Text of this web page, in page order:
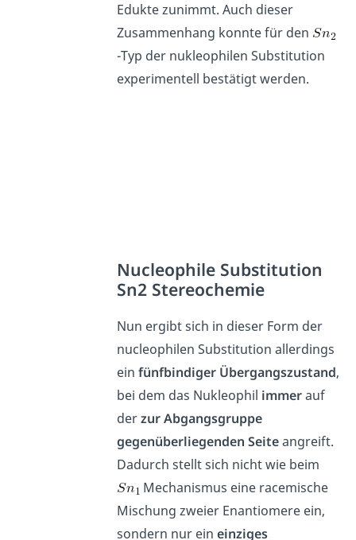
Edukte zunimmt. Auch dieser
Zusammenhang konnte für den
-Typ der nukleophilen Substitution
experimentell bestätigt werden.
Nucleophile Substitution
Sn2 Stereochemie
Nun ergibt sich in dieser Form der
nucleophilen Substitution allerdings
einfünfbindiger Übergangszustand,
bei dem das Nukleophil immerauf
derzur Abgangsgruppe
gegenüberliegenden Seiteangreift.
Dadurch stellt sich nicht wie beim
Mechanismus eine racemische
Mischung zweier Enantiomere ein,
sondern nur eineinziges